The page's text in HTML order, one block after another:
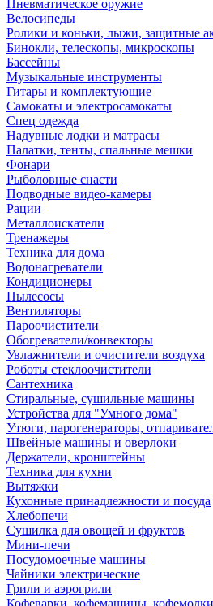
Пневматическое оружие
Велосипеды
Ролики и коньки, лыжи, защитные
Бинокли, телескопы, микроскопы
Бассейны
Музыкальные инструменты
Гитары и комплектующие
Самокаты и электросамокаты
Спец одежда
Надувные лодки и матрасы
Палатки, тенты, спальные мешки
Фонари
Рыболовные снасти
Подводные видео-камеры
Рации
Металлоискатели
Тренажеры
Техника для дома
Водонагреватели
Кондиционеры
Пылесосы
Вентиляторы
Пароочистители
Обогреватели/конвекторы
Увлажнители и очистители воздуха
Роботы стеклоочистители
Сантехника
Стиральные, сушильные машины
Устройства для "Умного дома"
Утюги, парогенераторы,
Швейные машины и оверлоки
Держатели, кронштейны
Техника для кухни
Вытяжки
Кухонные принадлежности и посуда
Хлебопечи
Сушилка для овощей и фруктов
Мини-печи
Посудомоечные машины
Чайники электрические
Грили и аэрогрили
Кофеварки, кофемашины, кофемолки